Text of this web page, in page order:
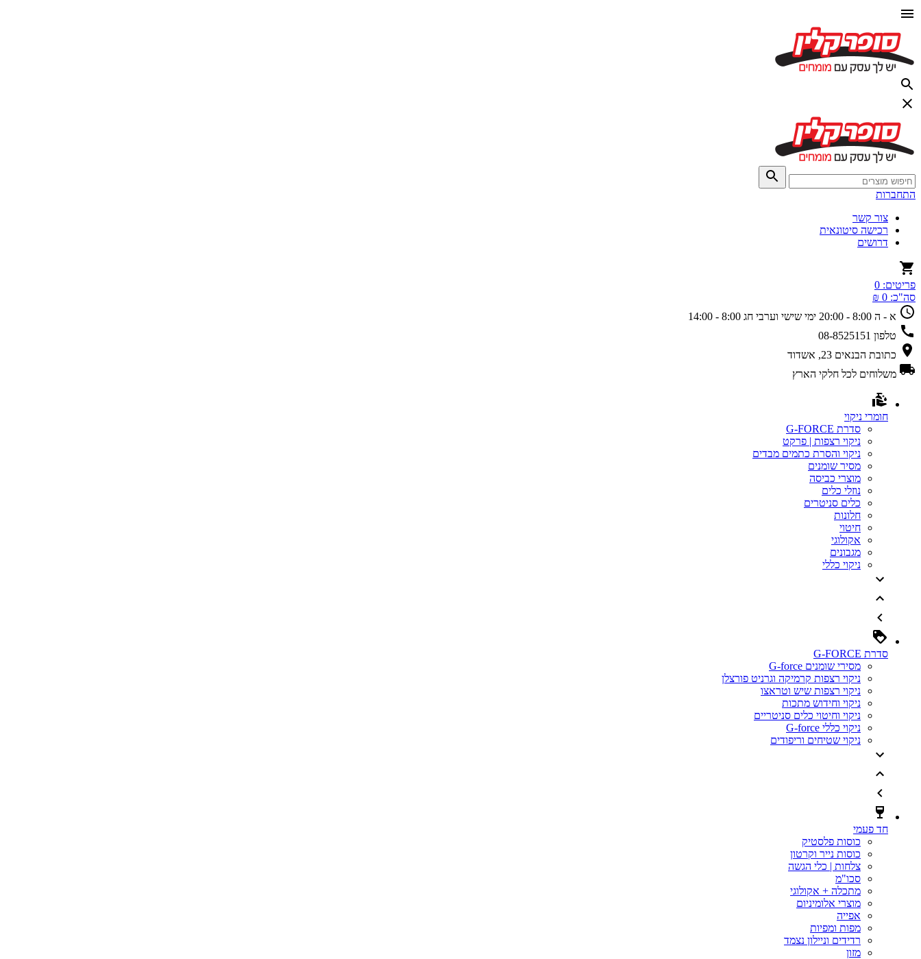
התחברות
צור קשר
רכישה סיטונאית
דרושים
פריטים: 0
סה"כ: 0 ₪
א - ה 8:00 - 20:00
ימי שישי וערבי חג 8:00 - 14:00
טלפון 08-8525151
כתובת הבנאים 23, אשדוד
משלוחים לכל חלקי הארץ
חומרי ניקוי
סדרת G-FORCE
ניקוי רצפות | פרקט
ניקוי והסרת כתמים מבדים
מסיר שומנים
מוצרי כביסה
נוזלי כלים
כלים סניטרים
חלונות
חיטוי
אקולוגי
מגבונים
ניקוי כללי
סדרת G-FORCE
מסירי שומנים G-force
ניקוי רצפות קרמיקה וגרניט פורצלן
ניקוי רצפות שיש וטראצו
ניקוי וחידוש מתכות
ניקוי וחיטוי כלים סניטריים
ניקוי כללי G-force
ניקוי שטיחים וריפודים
חד פעמי
כוסות פלסטיק
כוסות נייר וקרטון
צלחות | כלי הגשה
סכו"מ
מתכלה + אקולוגי
מוצרי אלומיניום
אפייה
מפות ומפיות
רדידים וניילון נצמד
מזון